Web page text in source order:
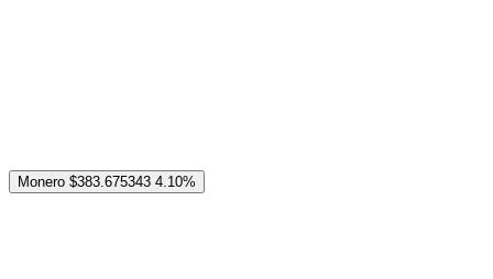
Monero $383.675343 4.10%